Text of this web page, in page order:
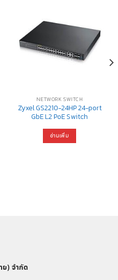
NETWORK SWITCH
Zyxel GS2210-24HP 24-port
GbE L2 PoE Switch
อ่านเพิ่ม
ย) จำกัด